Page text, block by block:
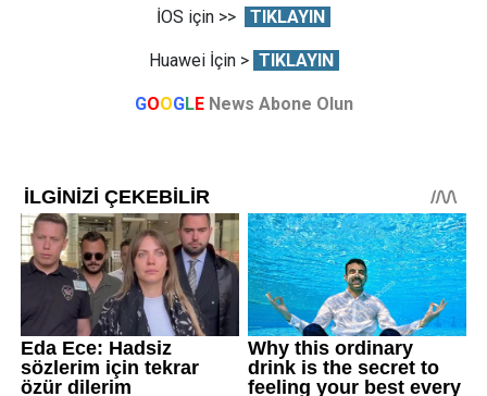
İOS için >> TIKLAYIN
Huawei İçin > TIKLAYIN
GOOGLE News Abone Olun